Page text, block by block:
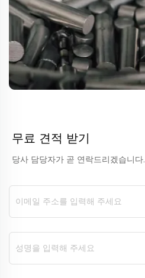
무료 견적 받기
당사 담당자가 곧 연락드리겠습니다.